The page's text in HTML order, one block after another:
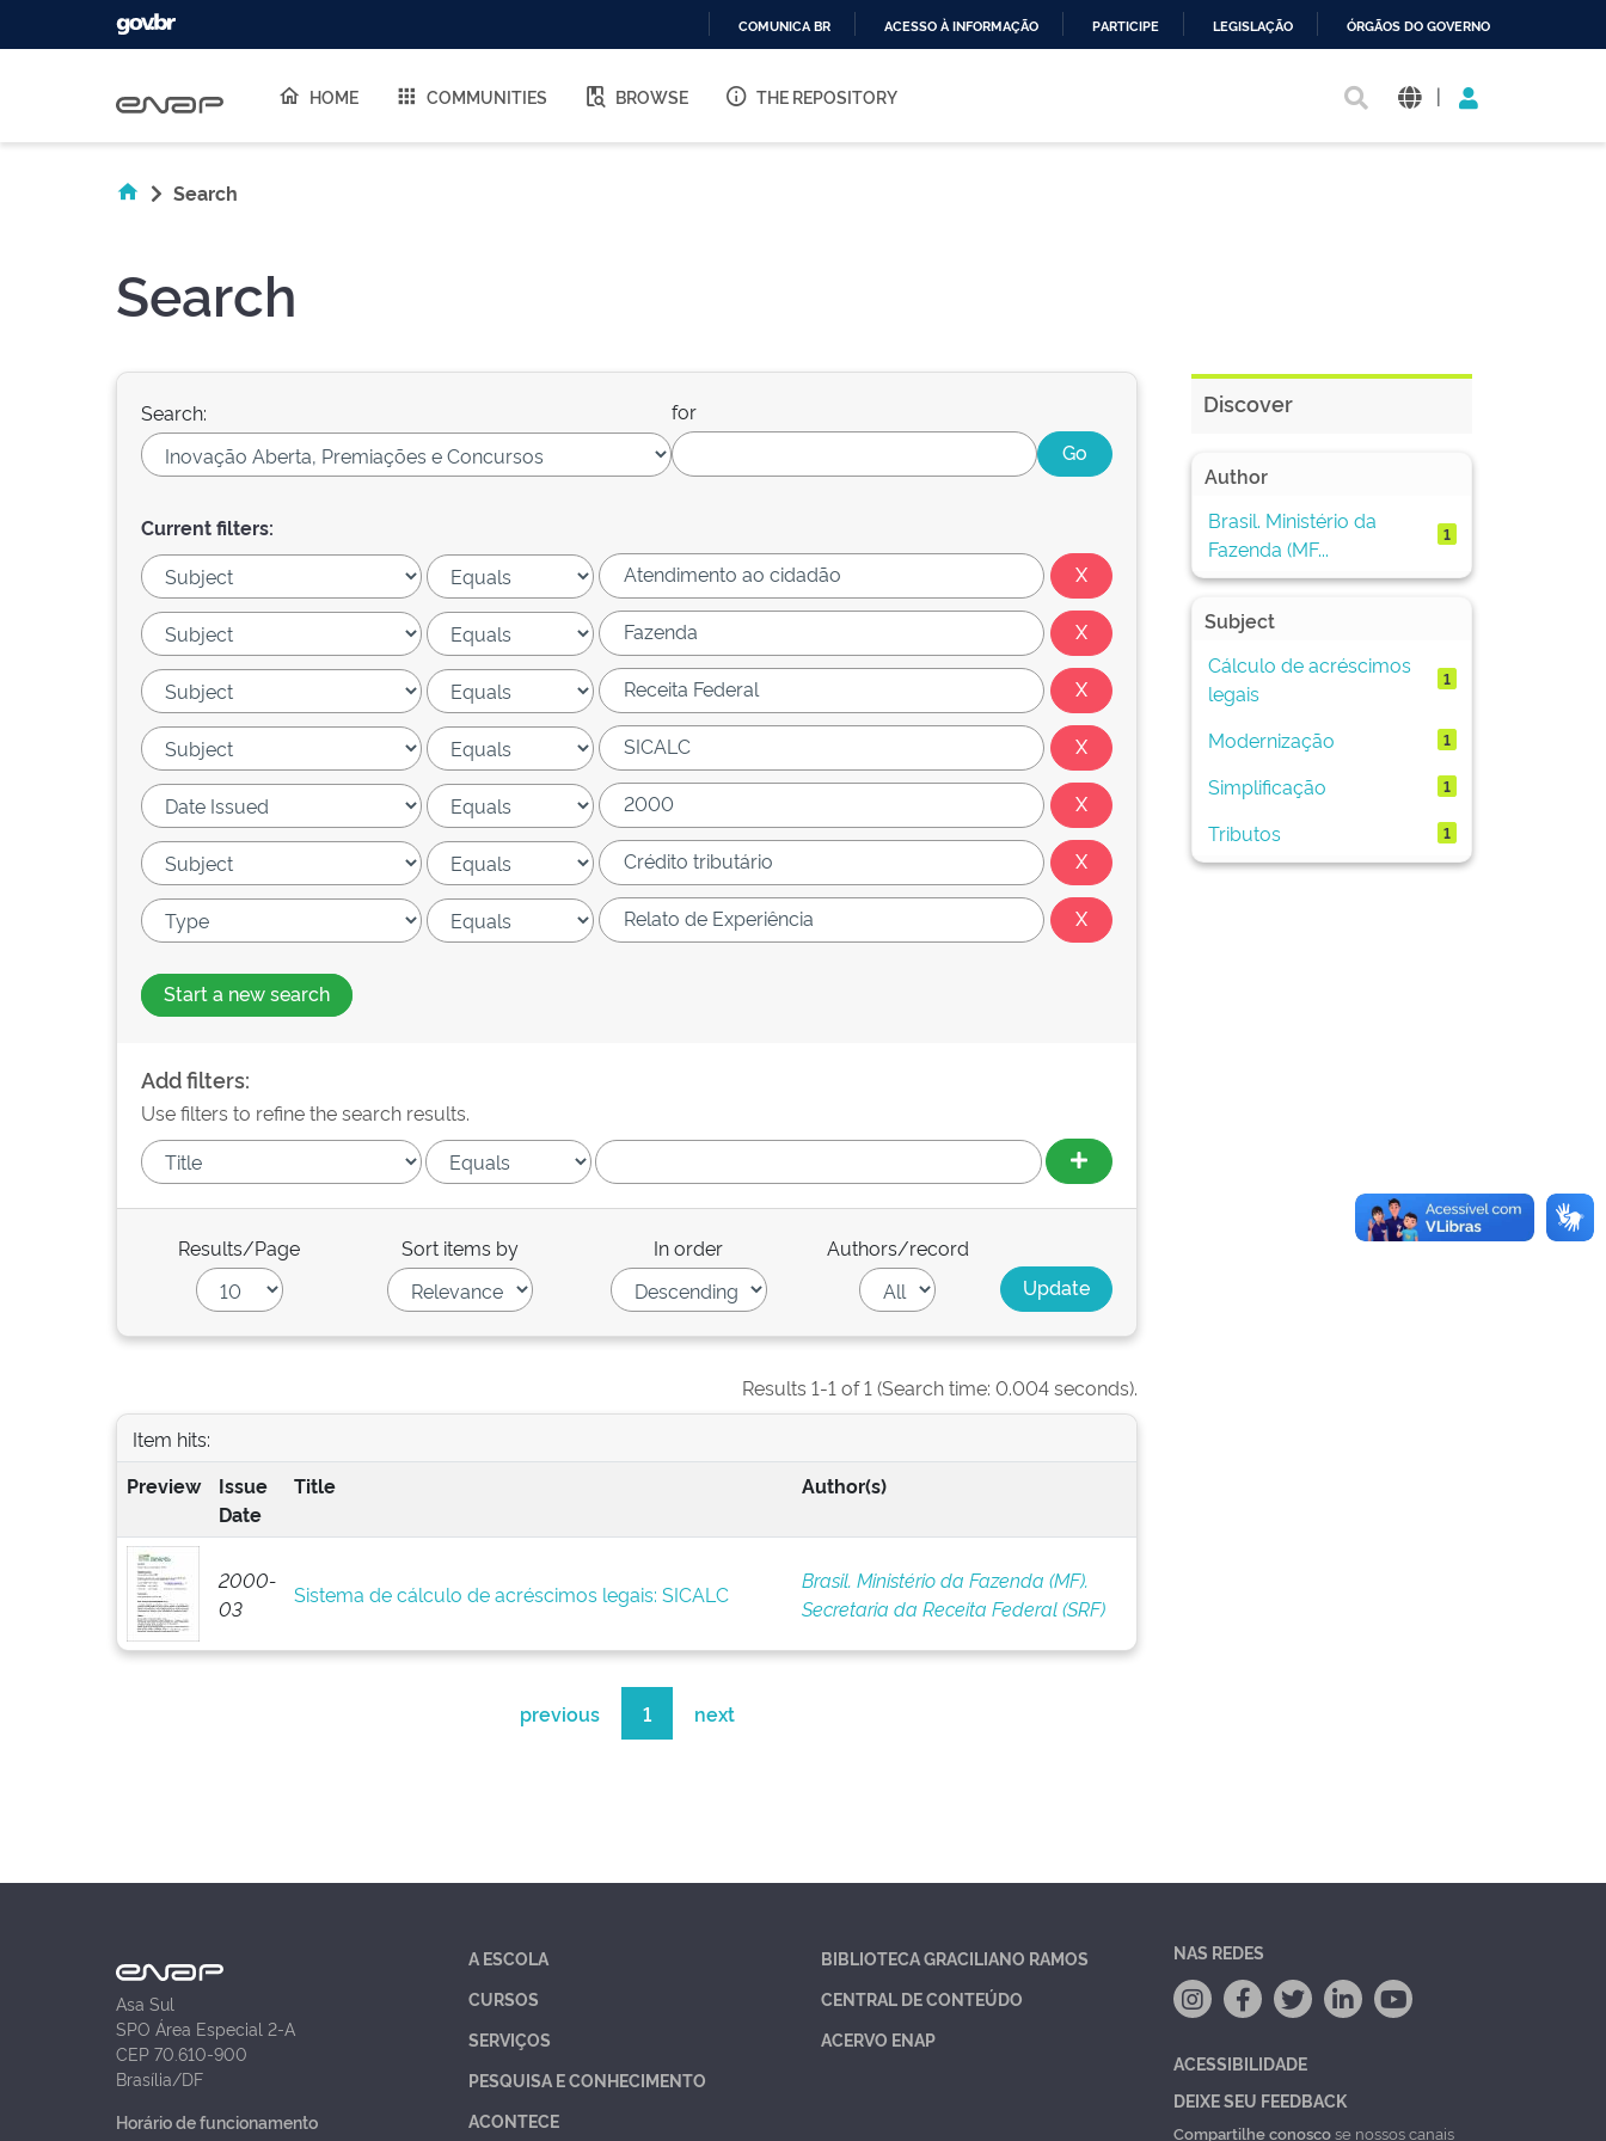
O
COMUNICA BR ACESSO À INFORMAÇÃO PARTICIPE LEGISLAÇÃO ÓRGÃOS DO GOVERNO
HOME COMMUNITIES BROWSE THE REPOSITORY |
Search
Search
Search: for
Current filters:
Start a new search
Add filters:
Use filters to refine the search results.
Results/Page Sort items by In order Authors/record
Results 1-1 of 1 (Search time: 0.004 seconds).
Item hits:
Preview
Issue
Date
Title Author(s)
2000-
03
Sistema de cálculo de acréscimos legais: SICALC
Brasil. Ministério da Fazenda (MF).
Secretaria da Receita Federal (SRF)
previous 1 next
Discover
Author
Brasil. Ministério da
Fazenda (MF...
1
Subject
Cálculo de acréscimos
legais
1
Modernização 1
Simplificação 1
Tributos 1
Asa Sul
SPO Área Especial 2-A
CEP 70.610-900
Brasília/DF
Horário de funcionamento
A ESCOLA
CURSOS
SERVIÇOS
PESQUISA E CONHECIMENTO
ACONTECE
BIBLIOTECA GRACILIANO RAMOS
CENTRAL DE CONTEÚDO
ACERVO ENAP
NAS REDES
ACESSIBILIDADE
DEIXE SEU FEEDBACK
Compartilhe conoscose nossos canais